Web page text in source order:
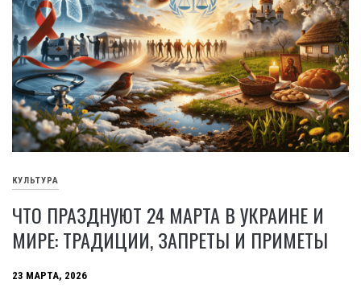
КУЛЬТУРА
ЧТО ПРАЗДНУЮТ 24 МАРТА В УКРАИНЕ И
МИРЕ: ТРАДИЦИИ, ЗАПРЕТЫ И ПРИМЕТЫ
23 МАРТА, 2026